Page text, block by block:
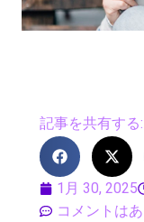
記事を共有する:
1月 30, 2025
コメントは